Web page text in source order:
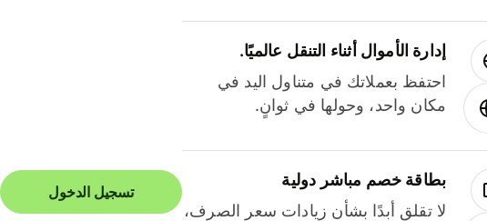
إدارة الأموال أثناء التنقل عالميًا.
احتفظ بعملاتك في متناول اليد في
مكان واحد، وحولها في ثوانٍ.
بطاقة خصم مباشر دولية
لا تقلق أبدًا بشأن زيادات سعر الصرف،
تسجيل الدخول